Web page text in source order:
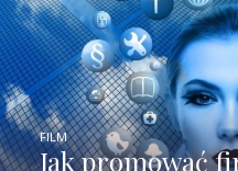
Jak promować
FILM